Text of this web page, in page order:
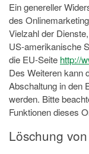
Ein genereller
des
Vielzahl der
US-amerikanische
die EU-Seite http://
Des Weiteren kann
Abschaltung in den
werden. Bitte
Funktionen dieses
Löschung